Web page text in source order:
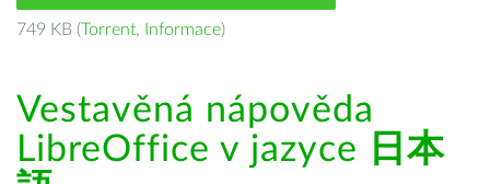
749 KB (Torrent, Informace)
Vestavěná nápověda
LibreOffice v jazyce
日本